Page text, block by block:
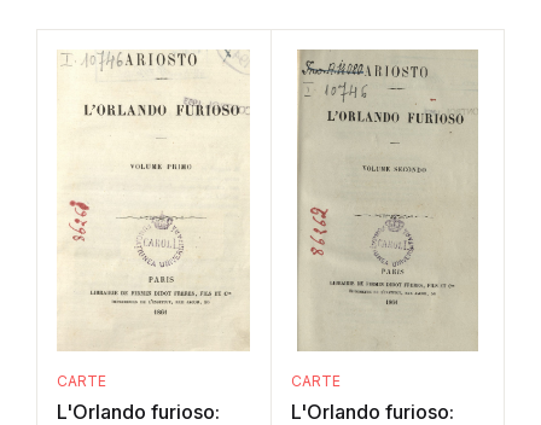
CARTE
L'Orlando furioso:
CARTE
L'Orlando furioso: